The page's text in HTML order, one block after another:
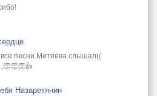
песни Митяева слышал((
Назаретянин